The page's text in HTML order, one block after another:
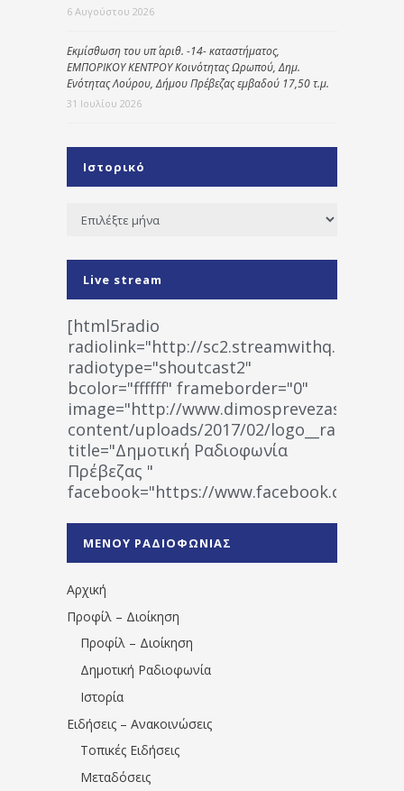
6 Αυγούστου 2026
Εκμίσθωση του υπ΄ αριθ. -14- καταστήματος,
ΕΜΠΟΡΙΚΟΥ ΚΕΝΤΡΟΥ Κοινότητας Ωρωπού, Δημ.
Ενότητας Λούρου, Δήμου Πρέβεζας εμβαδού 17,50 τ.μ.
31 Ιουλίου 2026
Ιστορικό
Ιστορικό
Live stream
[html5radio
radiolink="http://
radiotype="shoutcast2"
bcolor="ffffff" frameborder="0"
image="http://www.dimosprevezas.gr/wp-
content/uploads/2017/02/
title="Δημοτική Ραδιοφωνία
Πρέβεζας "
facebook="https://www.facebook.com/
1531194763766854/" artist="" ]
ΜΕΝΟΥ ΡΑΔΙΟΦΩΝΙΑΣ
Αρχική
Προφίλ – Διοίκηση
Προφίλ – Διοίκηση
Δημοτική Ραδιοφωνία
Ιστορία
Ειδήσεις – Ανακοινώσεις
Τοπικές Ειδήσεις
Μεταδόσεις